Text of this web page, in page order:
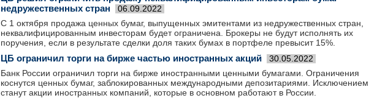
недружественных стран
06.09.2022
С 1 октября продажа ценных бумаг, выпущенных эмитентами из недружественных стран,
неквалифицированным инвесторам будет ограничена. Брокеры не будут исполнять их
поручения, если в результате сделки доля таких бумах в портфеле превысит 15%.
ЦБ ограничил торги на бирже частью иностранных акций 30.05.2022
Банк России ограничил торги на бирже иностранными ценными бумагами. Ограничения
коснутся ценных бумаг, заблокированных международными депозитариями. Исключением
станут акции иностранных компаний, которые в основном работают в России.